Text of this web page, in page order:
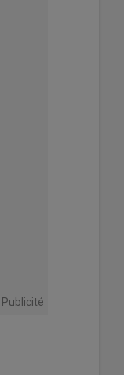
Publicité